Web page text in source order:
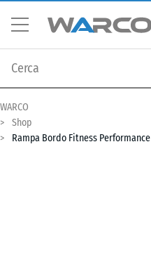
WARCO
Shop
Rampa Bordo Fitness Performance